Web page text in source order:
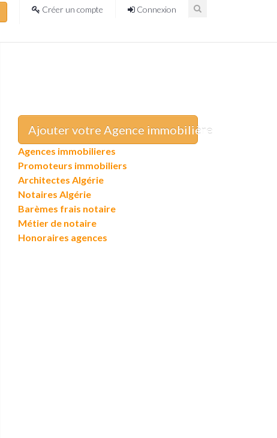
Créer un compte Connexion
Ajouter votre Agence immobilière
Agences immobilieres
Promoteurs immobiliers
Architectes Algérie
Notaires Algérie
Barèmes frais notaire
Métier de notaire
Honoraires agences